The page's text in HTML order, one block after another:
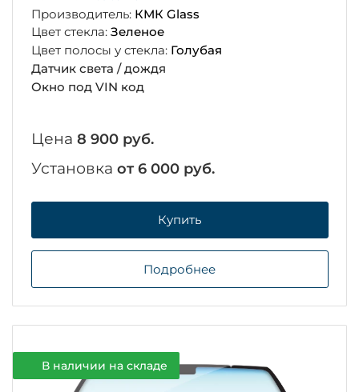
Производитель: КМК Glass
Цвет стекла: Зеленое
Цвет полосы у стекла: Голубая
Датчик света / дождя
Окно под VIN код
Цена 8 900 руб.
Установка от 6 000 руб.
Купить
Подробнее
В наличии на складе